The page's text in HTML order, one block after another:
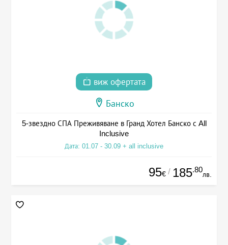
виж офертата
Банско
5-звездно СПА Преживяване в Гранд Хотел Банско с All
Inclusive
Дата: 01.07 - 30.09 + all inclusive
95€ / 185.80
лв.